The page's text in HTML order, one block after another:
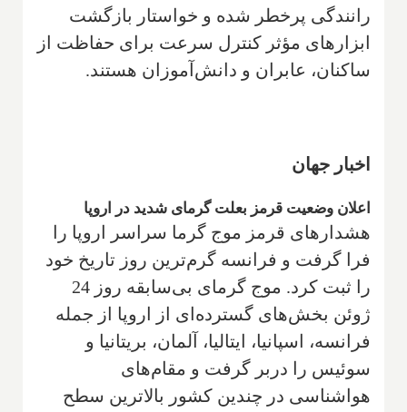
رانندگی پرخطر شده و خواستار بازگشت
ابزارهای مؤثر کنترل سرعت برای حفاظت از
ساکنان، عابران و دانش‌آموزان هستند.
اخبار جهان
اعلان وضعیت قرمز بعلت گرمای شدید در اروپا
هشدارهای قرمز موج گرما سراسر اروپا را
فرا گرفت و فرانسه گرم‌ترین روز تاریخ خود
را ثبت کرد. موج گرمای بی‌سابقه روز 24
ژوئن بخش‌های گسترده‌ای از اروپا از جمله
فرانسه، اسپانیا، ایتالیا، آلمان، بریتانیا و
سوئیس را دربر گرفت و مقام‌های
هواشناسی در چندین کشور بالاترین سطح